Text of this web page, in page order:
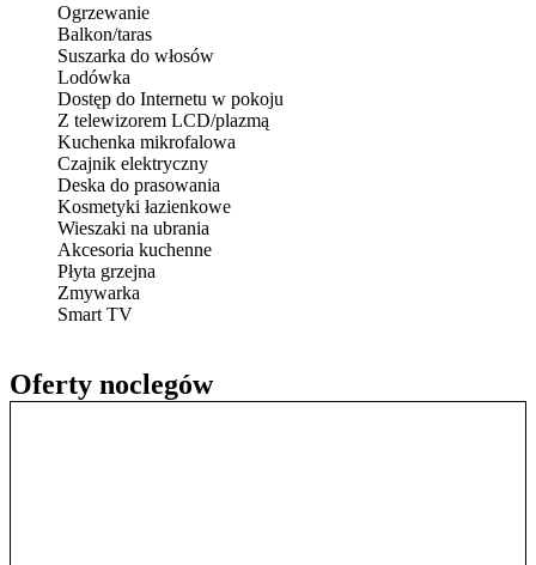
Oferty noclegów
Ogrzewanie
Balkon/taras
Suszarka do włosów
Lodówka
Dostęp do Internetu w pokoju
Z telewizorem LCD/plazmą
Kuchenka mikrofalowa
Czajnik elektryczny
Deska do prasowania
Kosmetyki łazienkowe
Wieszaki na ubrania
Akcesoria kuchenne
Płyta grzejna
Zmywarka
Smart TV